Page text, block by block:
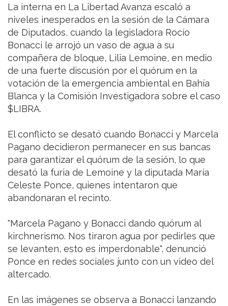
La interna en La Libertad Avanza escaló a
niveles inesperados en la sesión de la Cámara
de Diputados, cuando la legisladora Rocío
Bonacci le arrojó un vaso de agua a su
compañera de bloque, Lilia Lemoine, en medio
de una fuerte discusión por el quórum en la
votación de la emergencia ambiental en Bahía
Blanca y la Comisión Investigadora sobre el caso
$LIBRA.
El conflicto se desató cuando Bonacci y Marcela
Pagano decidieron permanecer en sus bancas
para garantizar el quórum de la sesión, lo que
desató la furia de Lemoine y la diputada María
Celeste Ponce, quienes intentaron que
abandonaran el recinto.
"Marcela Pagano y Bonacci dando quórum al
kirchnerismo. Nos tiraron agua por pedirles que
se levanten, esto es imperdonable", denunció
Ponce en redes sociales junto con un video del
altercado.
En las imágenes se observa a Bonacci lanzando